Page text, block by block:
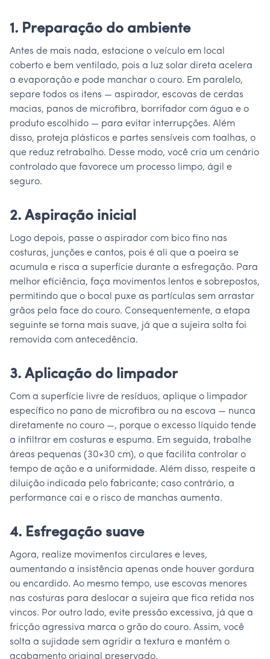
1. Preparação do ambiente
Antes de mais nada, estacione o veículo em local
coberto e bem ventilado, pois a luz solar direta acelera
a evaporação e pode manchar o couro. Em paralelo,
separe todos os itens — aspirador, escovas de cerdas
macias, panos de microfibra, borrifador com água e o
produto escolhido — para evitar interrupções. Além
disso, proteja plásticos e partes sensíveis com toalhas, o
que reduz retrabalho. Desse modo, você cria um cenário
controlado que favorece um processo limpo, ágil e
seguro.
2. Aspiração inicial
Logo depois, passe o aspirador com bico fino nas
costuras, junções e cantos, pois é ali que a poeira se
acumula e risca a superfície durante a esfregação. Para
melhor eficiência, faça movimentos lentos e sobrepostos,
permitindo que o bocal puxe as partículas sem arrastar
grãos pela face do couro. Consequentemente, a etapa
seguinte se torna mais suave, já que a sujeira solta foi
removida com antecedência.
3. Aplicação do limpador
Com a superfície livre de resíduos, aplique o limpador
específico no pano de microfibra ou na escova — nunca
diretamente no couro —, porque o excesso líquido tende
a infiltrar em costuras e espuma. Em seguida, trabalhe
áreas pequenas (30×30 cm), o que facilita controlar o
tempo de ação e a uniformidade. Além disso, respeite a
diluição indicada pelo fabricante; caso contrário, a
performance cai e o risco de manchas aumenta.
4. Esfregação suave
Agora, realize movimentos circulares e leves,
aumentando a insistência apenas onde houver gordura
ou encardido. Ao mesmo tempo, use escovas menores
nas costuras para deslocar a sujeira que fica retida nos
vincos. Por outro lado, evite pressão excessiva, já que a
fricção agressiva marca o grão do couro. Assim, você
solta a sujidade sem agridir a textura e mantém o
acabamento original preservado.